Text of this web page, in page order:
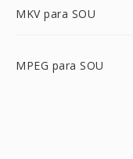
MKV para SOU
MPEG para SOU